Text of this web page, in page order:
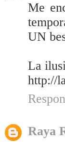
Me
UN
La
http://
Raya